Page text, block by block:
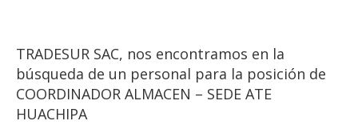
TRADESUR SAC, nos encontramos en la
búsqueda de un personal para la posición de
COORDINADOR ALMACEN – SEDE ATE
HUACHIPA